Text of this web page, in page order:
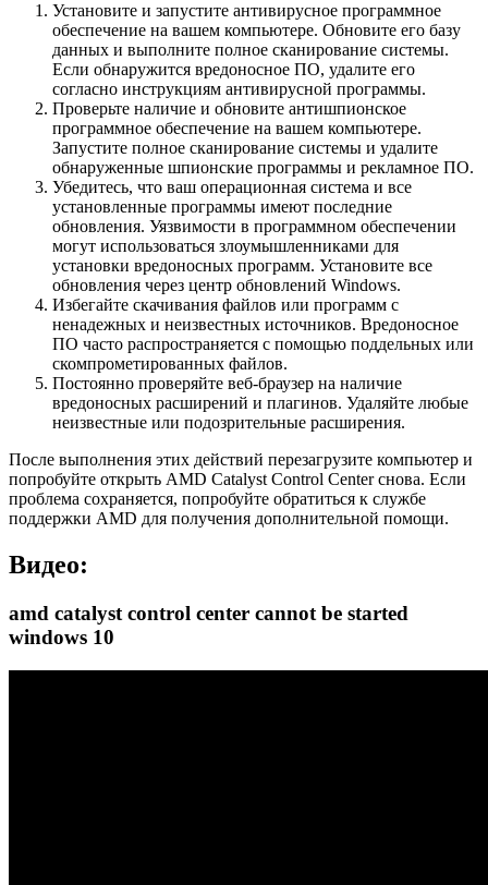
Установите и запустите антивирусное программное
обеспечение на вашем компьютере. Обновите его базу
данных и выполните полное сканирование системы.
Если обнаружится вредоносное ПО, удалите его
согласно инструкциям антивирусной программы.
Проверьте наличие и обновите антишпионское
программное обеспечение на вашем компьютере.
Запустите полное сканирование системы и удалите
обнаруженные шпионские программы и рекламное ПО.
Убедитесь, что ваш операционная система и все
установленные программы имеют последние
обновления. Уязвимости в программном обеспечении
могут использоваться злоумышленниками для
установки вредоносных программ. Установите все
обновления через центр обновлений Windows.
Избегайте скачивания файлов или программ с
ненадежных и неизвестных источников. Вредоносное
ПО часто распространяется с помощью поддельных или
скомпрометированных файлов.
Постоянно проверяйте веб-браузер на наличие
вредоносных расширений и плагинов. Удаляйте любые
неизвестные или подозрительные расширения.
После выполнения этих действий перезагрузите компьютер и
попробуйте открыть AMD Catalyst Control Center снова. Если
проблема сохраняется, попробуйте обратиться к службе
поддержки AMD для получения дополнительной помощи.
Видео:
amd catalyst control center cannot be started
windows 10